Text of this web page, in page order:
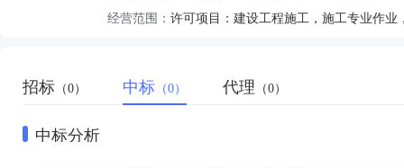
经营范围：
招标 （0） 中标 （0） 代理 （0）
中标分析